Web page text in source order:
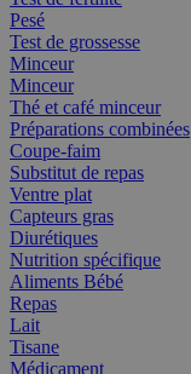
Pesé
Test de grossesse
Minceur
Minceur
Thé et café minceur
Préparations combinées
Coupe-faim
Substitut de repas
Ventre plat
Capteurs gras
Diurétiques
Nutrition spécifique
Aliments Bébé
Repas
Lait
Tisane
Médicament